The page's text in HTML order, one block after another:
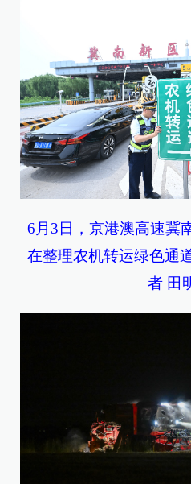
6月3日，京港澳高速冀
在整理农机转运绿色通
者 田